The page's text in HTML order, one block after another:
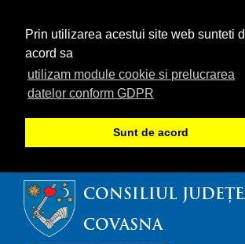
Prin utilizarea acestui site web sunteti
acord sa
utilizam module cookie si prelucrarea
datelor conform GDPR
Sunt de acord
CONSILIUL
COVASNA